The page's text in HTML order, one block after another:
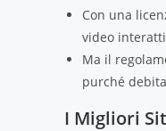
Con una
video
Ma il
purché
I Migliori